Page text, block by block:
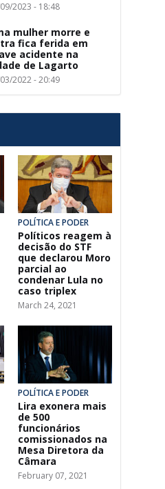
2023 - 18:48
mulher morre e
fica ferida em
acidente na
de Lagarto
2022 - 20:49
POLÍTICA E PODER
Políticos reagem à
decisão do STF
que declarou Moro
parcial ao
condenar Lula no
caso triplex
March 24, 2021
POLÍTICA E PODER
Lira exonera mais
de 500
funcionários
comissionados na
Mesa Diretora da
Câmara
February 07, 2021